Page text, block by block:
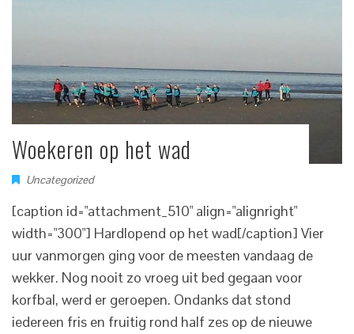
Woekeren op het wad
Uncategorized
[caption id="attachment_510" align="alignright"
width="300"] Hardlopend op het wad[/caption] Vier
uur vanmorgen ging voor de meesten vandaag de
wekker. Nog nooit zo vroeg uit bed gegaan voor
korfbal, werd er geroepen. Ondanks dat stond
iedereen fris en fruitig rond half zes op de nieuwe